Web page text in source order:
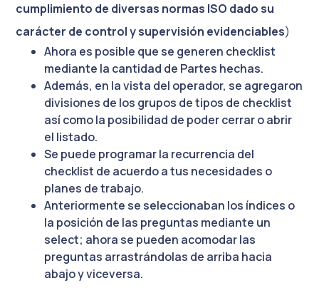
cumplimiento de diversas normas ISO dado su
carácter de control y supervisión evidenciables)
Ahora es posible que se generen checklist
mediante la cantidad de Partes hechas.
Además, en la vista del operador, se agregaron
divisiones de los grupos de tipos de checklist
así como la posibilidad de poder cerrar o abrir
el listado.
Se puede programar la recurrencia del
checklist de acuerdo a tus necesidades o
planes de trabajo.
Anteriormente se seleccionaban los índices o
la posición de las preguntas mediante un
select; ahora se pueden acomodar las
preguntas arrastrándolas de arriba hacia
abajo y viceversa.